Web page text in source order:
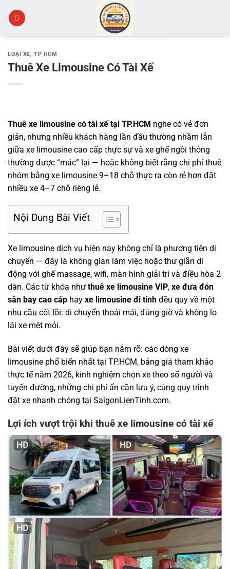
LOẠI XE,TP HCM
Thuê Xe Limousine Có Tài Xế
Thuê xe limousine có tài xế tại TP.HCM nghe có vẻ đơn
giản, nhưng nhiều khách hàng lần đầu thường nhầm lẫn
giữa xe limousine cao cấp thực sự và xe ghế ngồi thông
thường được “mác” lại — hoặc không biết rằng chi phí thuê
nhóm bằng xe limousine 9–18 chỗ thực ra còn rẻ hơn đặt
nhiều xe 4–7 chỗ riêng lẻ.
Nội Dung Bài Viết
Xe limousine dịch vụ hiện nay không chỉ là phương tiện di
chuyển — đây là không gian làm việc hoặc thư giãn di
động với ghế massage, wifi, màn hình giải trí và điều hòa 2
dàn. Các từ khóa như thuê xe limousine VIP, xe đưa đón
sân bay cao cấp hay xe limousine đi tỉnh đều quy về một
nhu cầu cốt lõi: di chuyển thoải mái, đúng giờ và không lo
lái xe mệt mỏi.
Bài viết dưới đây sẽ giúp bạn nắm rõ: các dòng xe
limousine phổ biến nhất tại TP.HCM, bảng giá tham khảo
thực tế năm 2026, kinh nghiệm chọn xe theo số người và
tuyến đường, những chi phí ẩn cần lưu ý, cùng quy trình
đặt xe nhanh chóng tại SaigonLienTinh.com.
Lợi ích vượt trội khi thuê xe limousine có tài xế